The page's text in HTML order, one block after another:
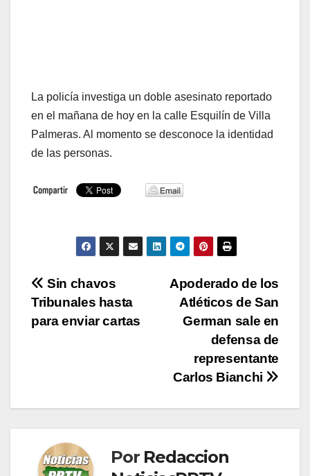
La policía investiga un doble asesinato reportado
en el mañana de hoy en la calle Esquilín de Villa
Palmeras. Al momento se desconoce la identidad
de las personas.
Navegación
de
Apoderado de los
Atléticos de San
German sale en
defensa de
representante
Carlos Bianchi
Sin chavos
Tribunales hasta
para enviar cartas
Por Redaccion